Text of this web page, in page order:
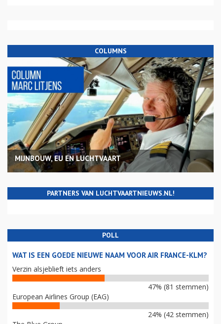
COLUMNS
MIJNBOUW, EU EN LUCHTVAART
PARTNERS VAN LUCHTVAARTNIEUWS.NL!
POLL
WAT IS EEN GOEDE NIEUWE NAAM VOOR AIR FRANCE-KLM?
Verzin alsjeblieft iets anders
47% (81 stemmen)
European Airlines Group (EAG)
24% (42 stemmen)